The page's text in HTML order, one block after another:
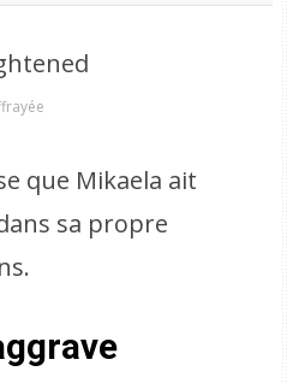
que Mikaela ait
sa propre